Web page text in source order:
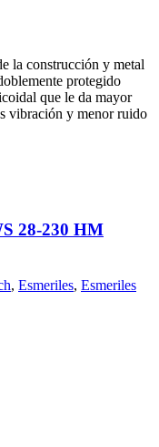
la construcción y metal
protegido
que le da mayor
vibración y menor ruido
28-230 HM
, Esmeriles, Esmeriles